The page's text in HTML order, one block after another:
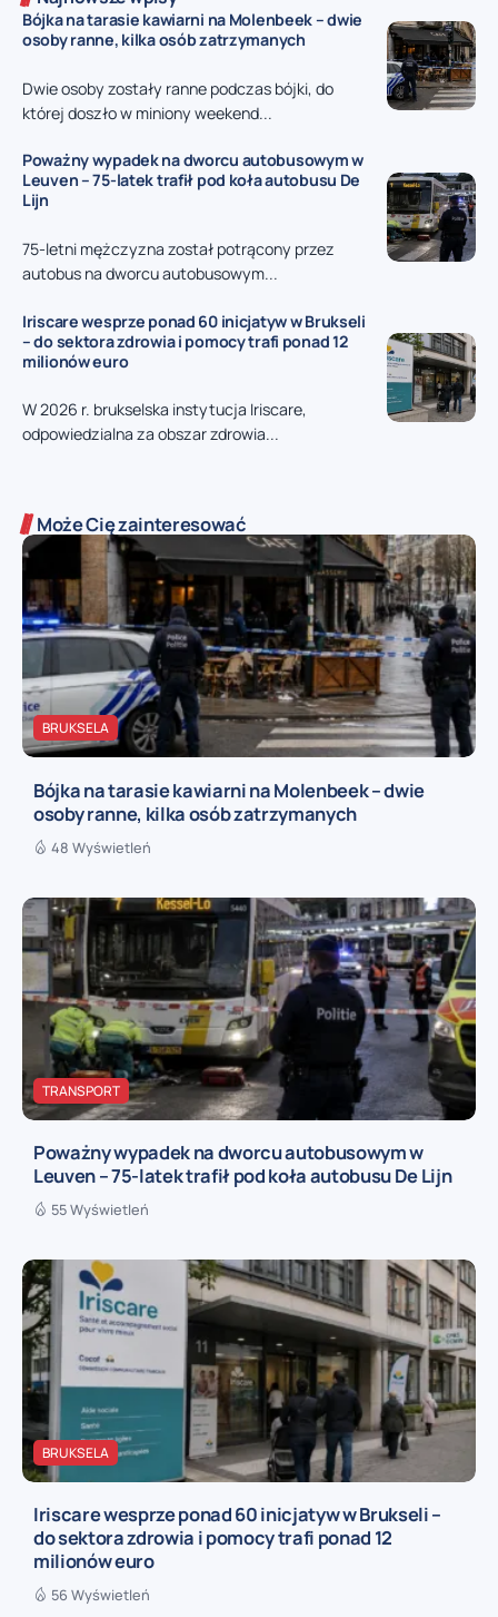
Bójka na tarasie kawiarni na Molenbeek – dwie
osoby ranne, kilka osób zatrzymanych
Dwie osoby zostały ranne podczas bójki, do
której doszło w miniony weekend...
Poważny wypadek na dworcu autobusowym w
Leuven – 75-latek trafił pod koła autobusu De
Lijn
75-letni mężczyzna został potrącony przez
autobus na dworcu autobusowym...
Iriscare wesprze ponad 60 inicjatyw w Brukseli
– do sektora zdrowia i pomocy trafi ponad 12
milionów euro
W 2026 r. brukselska instytucja Iriscare,
odpowiedzialna za obszar zdrowia...
Może Cię zainteresować
BRUKSELA
Bójka na tarasie kawiarni na Molenbeek – dwie
osoby ranne, kilka osób zatrzymanych
48 Wyświetleń
TRANSPORT
Poważny wypadek na dworcu autobusowym w
Leuven – 75-latek trafił pod koła autobusu De Lijn
55 Wyświetleń
BRUKSELA
Iriscare wesprze ponad 60 inicjatyw w Brukseli –
do sektora zdrowia i pomocy trafi ponad 12
milionów euro
56 Wyświetleń